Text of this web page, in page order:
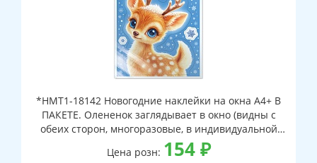
*НМТ1-18142 Новогодние наклейки на окна А4+ В
ПАКЕТЕ. Олененок заглядывает в окно (видны с
обеих сторон, многоразовые, в индивидуальной
упаковке, с европодвесом и клеевым клапаном)
Цена розн: 154₽